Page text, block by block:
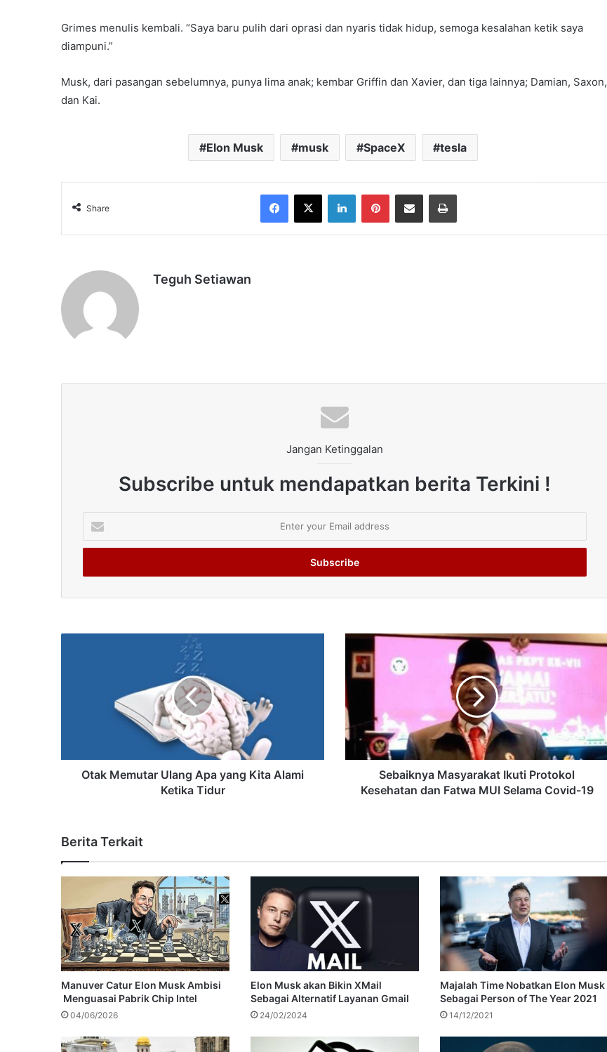
Grimes menulis kembali. “Saya baru pulih dari oprasi dan nyaris tidak hidup, semoga kesalahan ketik saya
diampuni.”
Musk, dari pasangan sebelumnya, punya lima anak; kembar Griffin dan Xavier, dan tiga lainnya; Damian, Saxon,
dan Kai.
Elon Musk musk SpaceX tesla
Share
Facebook
X LinkedInPinterestShare via Email Print
Teguh Setiawan
Jangan Ketinggalan
Subscribe untuk mendapatkan berita Terkini !
your
Email
Otak Memutar Ulang Apa yang Kita Alami
Ketika Tidur
Sebaiknya Masyarakat Ikuti Protokol
Kesehatan dan Fatwa MUI Selama Covid-19
Berita Terkait
Manuver Catur Elon Musk Ambisi
Menguasai Pabrik Chip Intel
04/06/2026
Elon Musk akan Bikin XMail
Sebagai Alternatif Layanan Gmail
24/02/2024
Majalah Time Nobatkan Elon Musk
Sebagai Person of The Year 2021
14/12/2021